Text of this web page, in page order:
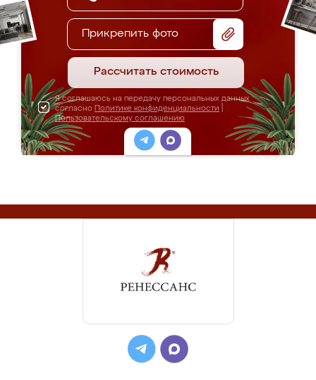
Прикрепить фото
Рассчитать стоимость
Я соглашаюсь на передачу персональных данных
согласно Политике конфиденциальности
Пользовательскому соглашению